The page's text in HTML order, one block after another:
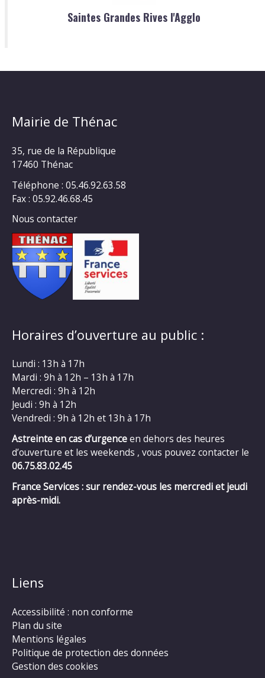
Saintes Grandes Rives l'Agglo
Mairie de Thénac
35, rue de la République
17460 Thénac
Téléphone : 05.46.92.63.58
Fax : 05.92.46.68.45
Nous contacter
Horaires d’ouverture au public :
Lundi : 13h à 17h
Mardi : 9h à 12h – 13h à 17h
Mercredi : 9h à 12h
Jeudi : 9h à 12h
Vendredi : 9h à 12h et 13h à 17h
Astreinte en cas d’urgenceen dehors des heures
d’ouverture et les weekends , vous pouvez contacter le
06.75.83.02.45
France Services : sur rendez-vous les mercredi et jeudi
après-midi.
Liens
Accessibilité : non conforme
Plan du site
Mentions légales
Politique de protection des données
Gestion des cookies